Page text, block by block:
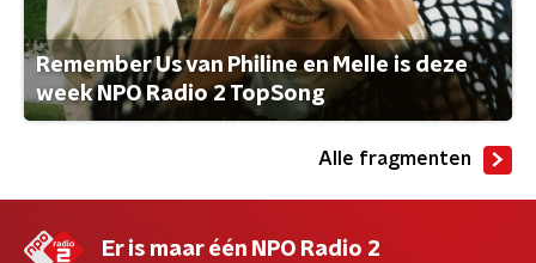
Remember Us van Philine en Melle is deze
week NPO Radio 2 TopSong
Alle fragmenten
Er is maar één NPO Radio 2